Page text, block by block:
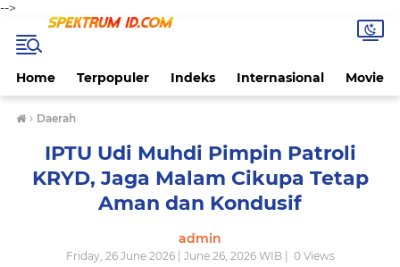
-->
Home Terpopuler Indeks Internasional Movie
› Daerah
IPTU Udi Muhdi Pimpin Patroli
KRYD, Jaga Malam Cikupa Tetap
Aman dan Kondusif
admin
Friday, 26 June 2026 | June 26, 2026 WIB | 0Views